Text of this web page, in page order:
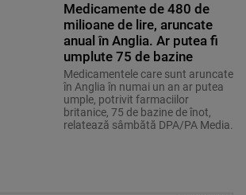
Medicamente de 480 de
milioane de lire, aruncate
anual în Anglia. Ar putea fi
umplute 75 de bazine
Medicamentele care sunt aruncate
în Anglia în numai un an ar putea
umple, potrivit farmaciilor
britanice, 75 de bazine de înot,
relatează sâmbătă DPA/PA Media.